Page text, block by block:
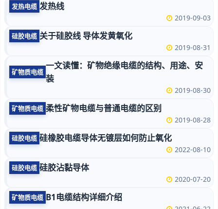
发热电缆 发热线
2019-09-03
硅胶电缆 关于硅胶线 导体发黄氧化
2019-08-31
矿物质电缆
一文读懂：矿物绝缘电缆的结构、用途、安
装
2019-08-30
矿物质电缆 柔性矿物电缆与普通电缆的区别
2019-08-28
硅胶电缆 硅橡胶电缆导体无镀层如何防止氧化
2022-08-10
硅胶电缆 硅胶沾黏导体
2020-07-20
矿物质电缆 B1电缆结构详细介绍